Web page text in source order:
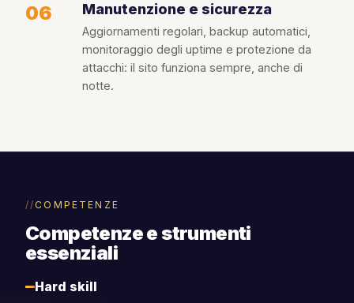
06 Manutenzione e sicurezza
Aggiornamenti regolari, backup automatici,
monitoraggio degli uptime e protezione da
attacchi: il sito funziona sempre, anche di
notte.
COMPETENZE
Competenze e strumenti
essenziali
Hard skill